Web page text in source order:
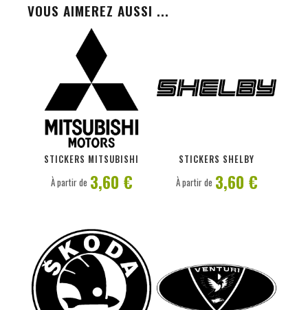
VOUS AIMEREZ AUSSI ...
STICKERS MITSUBISHI
PERSONNALISER
À partir de 3,60 €
STICKERS SHELBY
À partir de 3,60 €